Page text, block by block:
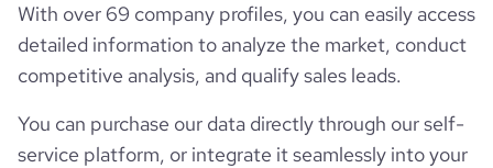
With over 69 company profiles, you can easily access
detailed information to analyze the market, conduct
competitive analysis, and qualify sales leads.
You can purchase our data directly through our self-
service platform, or integrate it seamlessly into your